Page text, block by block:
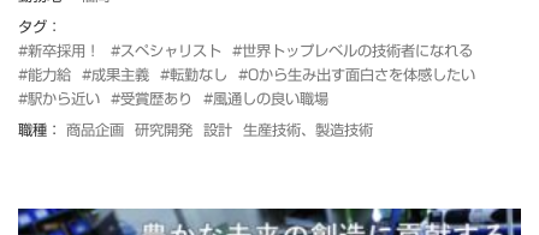
タグ：
#新卒採用！
#スペシャリスト
#世界トップレベルの技術者になれる
#能力給
#成果主義 #転勤なし
#0から生み出す面白さを体感したい
#駅から近い
#受賞歴あり #風通しの良い職場
職種： 商品企画 研究開発 設計 生産技術、製造技術